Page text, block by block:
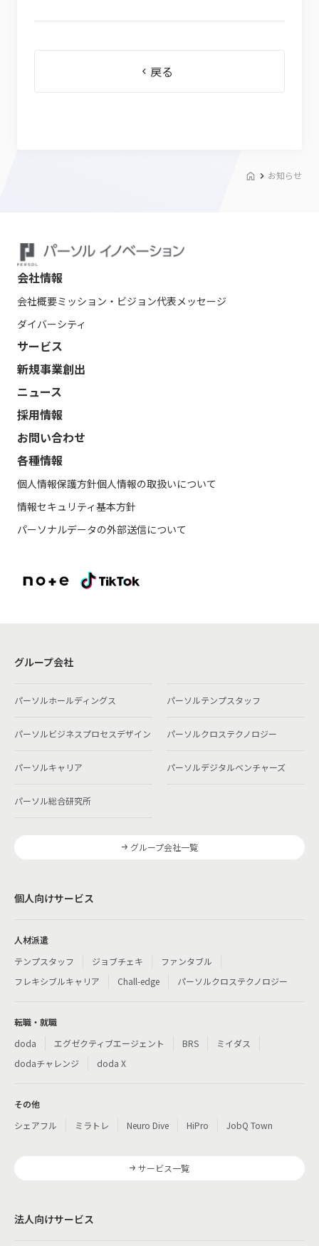
戻る
お知らせ
会社情報
会社概要ミッション・ビジョン代表メッセージ
ダイバーシティ
サービス
新規事業創出
ニュース
採用情報
お問い合わせ
各種情報
個人情報保護方針個人情報の取扱いについて
情報セキュリティ基本方針
パーソナルデータの外部送信について
グループ会社
パーソルホールディングス パーソルテンプスタッフ
パーソルビジネスプロセスデザイン パーソルクロステクノロジー
パーソルキャリア パーソルデジタルベンチャーズ
パーソル総合研究所
グループ会社一覧
個人向けサービス
人材派遣
テンプスタッフ
ジョブチェキ
ファンタブル
フレキシブルキャリア
Chall-edge パーソルクロステクノロジー
転職・就職
doda
エグゼクティブエージェント BRS
ミイダス
dodaチャレンジ
doda X
その他
シェアフル
ミラトレ Neuro Dive HiPro JobQ Town
サービス一覧
法人向けサービス